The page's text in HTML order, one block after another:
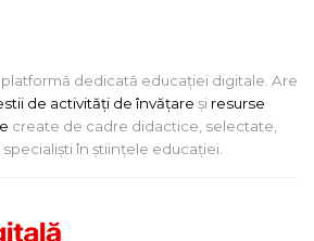
dedicată educației digitale. Are
de activități de învățare și resurse
create de cadre didactice, selectate,
în științele educației.